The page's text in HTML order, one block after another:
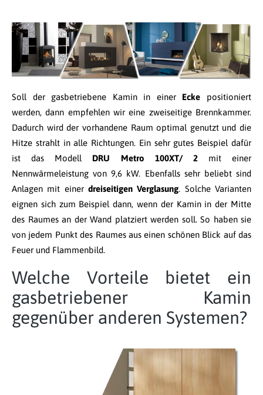
Soll der gasbetriebene Kamin in einer Ecke positioniert
werden, dann empfehlen wir eine zweiseitige Brennkammer.
Dadurch wird der vorhandene Raum optimal genutzt und die
Hitze strahlt in alle Richtungen. Ein sehr gutes Beispiel dafür
ist das Modell DRU Metro 100XT/ 2mit einer
Nennwärmeleistung von 9,6 kW. Ebenfalls sehr beliebt sind
Anlagen mit einer dreiseitigen Verglasung. Solche Varianten
eignen sich zum Beispiel dann, wenn der Kamin in der Mitte
des Raumes an der Wand platziert werden soll. So haben sie
von jedem Punkt des Raumes aus einen schönen Blick auf das
Feuer und Flammenbild.
Welche Vorteile bietet ein
gasbetriebener Kamin
gegenüber anderen Systemen?